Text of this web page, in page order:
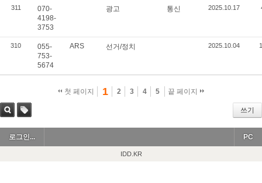
311
070-
4198-
3753
광고 통신 2025.10.17
310
055-
753-
5674
ARS 선거/정치 2025.10.04
첫 페이지 1 2 3 4 5 끝 페이지
쓰기
로그인...
PC
IDD.KR